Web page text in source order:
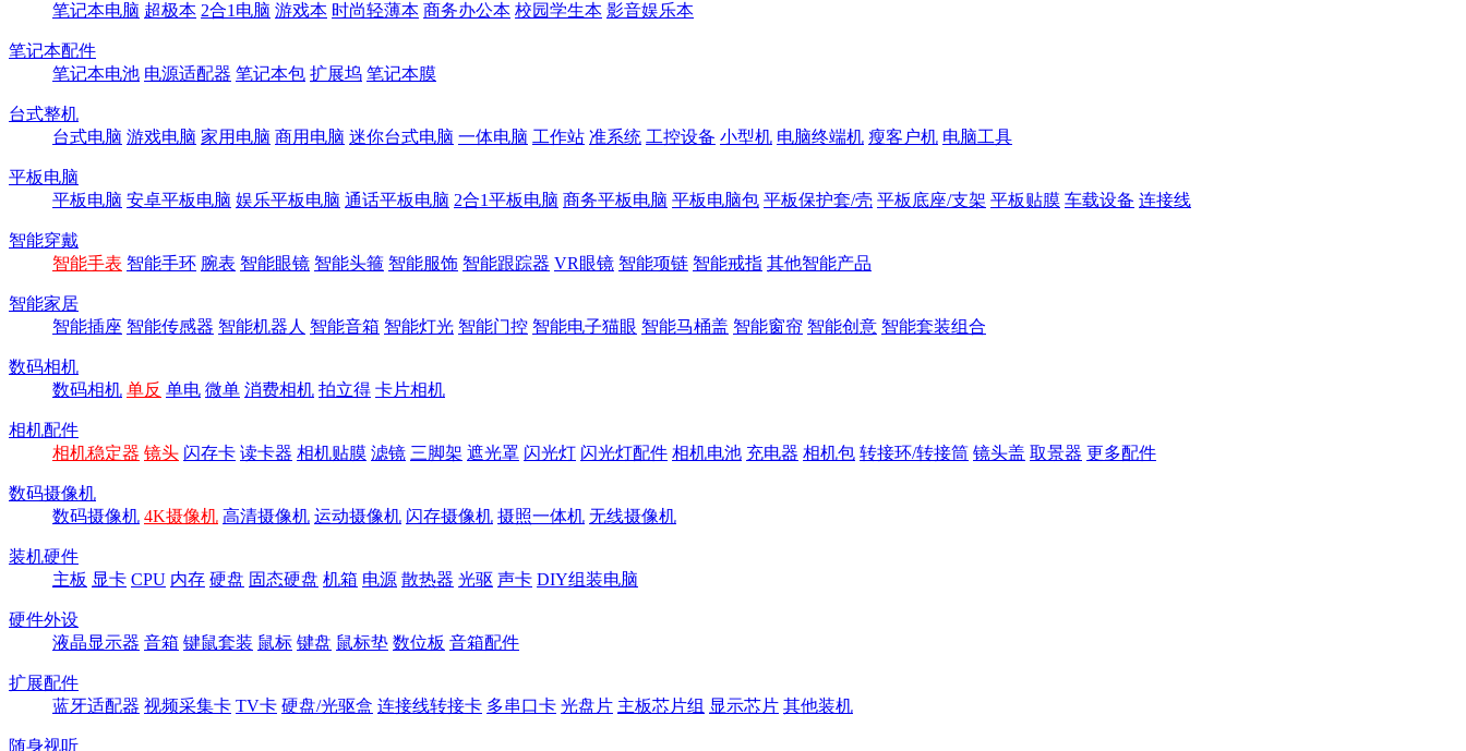
笔记本电脑 超极本 2合1电脑 游戏本 时尚轻薄本 商务办公本 校园学生本 影音娱乐本
笔记本配件
笔记本电池 电源适配器 笔记本包 扩展坞 笔记本膜
台式整机
台式电脑 游戏电脑 家用电脑 商用电脑 迷你台式电脑 一体电脑 工作站 准系统 工控设备 小型机 电脑终端机 瘦客户机 电脑工具
平板电脑
平板电脑 安卓平板电脑 娱乐平板电脑 通话平板电脑 2合1平板电脑 商务平板电脑 平板电脑包 平板保护套/壳 平板底座/支架 平板贴膜 车载设备 连接线
智能穿戴
智能手表 智能手环 腕表 智能眼镜 智能头箍 智能服饰 智能跟踪器 VR眼镜 智能项链 智能戒指 其他智能产品
智能家居
智能插座 智能传感器 智能机器人 智能音箱 智能灯光 智能门控 智能电子猫眼 智能马桶盖 智能窗帘 智能创意 智能套装组合
数码相机
数码相机 单反 单电 微单 消费相机 拍立得 卡片相机
相机配件
相机稳定器 镜头 闪存卡 读卡器 相机贴膜 滤镜 三脚架 遮光罩 闪光灯 闪光灯配件 相机电池 充电器 相机包 转接环/转接筒 镜头盖 取景器 更多配件
数码摄像机
数码摄像机 4K摄像机 高清摄像机 运动摄像机 闪存摄像机 摄照一体机 无线摄像机
装机硬件
主板 显卡 CPU 内存 硬盘 固态硬盘 机箱 电源 散热器 光驱 声卡 DIY组装电脑
硬件外设
液晶显示器 音箱 键鼠套装 鼠标 键盘 鼠标垫 数位板 音箱配件
扩展配件
蓝牙适配器 视频采集卡 TV卡 硬盘/光驱盒 连接线转接卡 多串口卡 光盘片 主板芯片组 显示芯片 其他装机
随身视听